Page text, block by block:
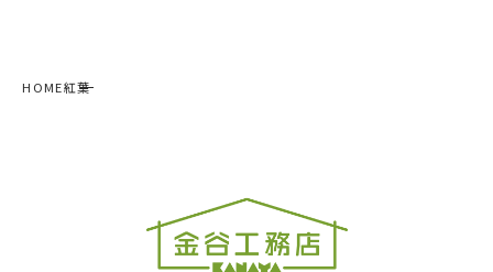
HOME紅葉